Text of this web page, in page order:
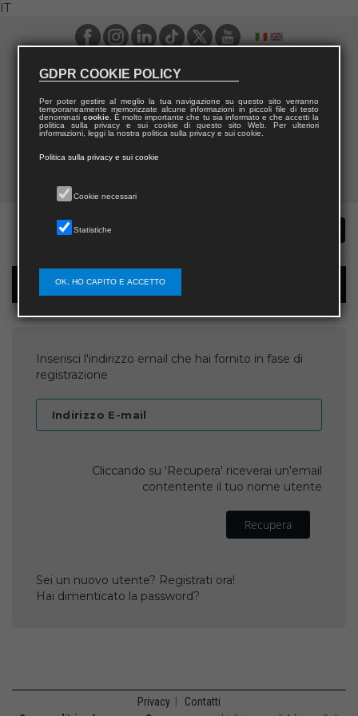
IT
Recupera username
Inserisci l'indirizzo email che hai fornito in fase di
registrazione
Indirizzo E-mail
Cliccando su 'Recupera' riceverai un'email
contentente il tuo nome utente
Recupera
Sei un nuovo utente? Registrati ora!
Hai dimenticato la password?
Privacy Contatti
GDPR COOKIE POLICY
Per poter gestire al meglio la tua navigazione su questo sito verranno
temporaneamente memorizzate alcune informazioni in piccoli file di testo
denominati cookie. È molto importante che tu sia informato e che accetti la
politica sulla privacy e sui cookie di questo sito Web. Per ulteriori
informazioni, leggi la nostra politica sulla privacy e sui cookie.
Politica sulla privacy e sui cookie
Cookie necessari
Statistiche
OK, HO CAPITO E ACCETTO